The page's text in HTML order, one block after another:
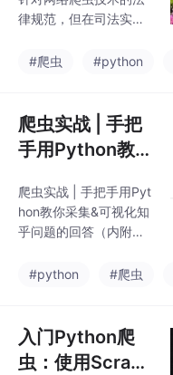
线！
律规范，但在司法实践
鲜，通过对真实案例的
知晓如何合法合规利用
爬虫技术，警钟长鸣，
做一个守法、护法、有
#爬虫 #python
爬虫实战 | 手把
手用Python教
知乎问题的回答
（内附代码）
爬虫实战 | 手把手用Pyt
hon教你采集&可视化知
乎问题的回答（内附代
#python
#爬虫
入门Python爬
虫：使用Scrap